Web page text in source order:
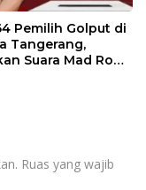
Pemilih Golput di
Tangerang,
Suara Mad Romli
Ruas yang wajib